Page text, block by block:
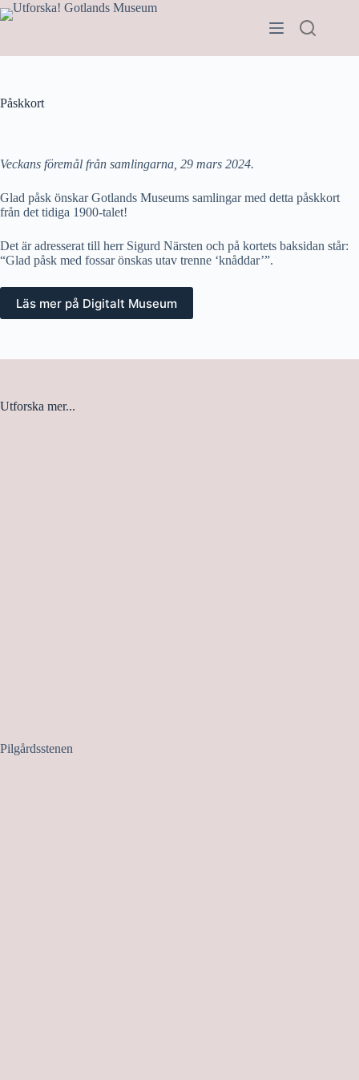
Hoppa
till
Påskkort
Veckans föremål från samlingarna , 29 mars 2024.
Glad påsk önskar Gotlands Museums samlingar med detta påskkort
från det tidiga 1900-talet!
Det är adresserat till herr Sigurd Närsten och på kortets baksidan står:
“Glad påsk med fossar önskas utav trenne ‘knåddar’”.
Läs mer på Digitalt Museum
Utforska mer...
Pilgårdsstenen